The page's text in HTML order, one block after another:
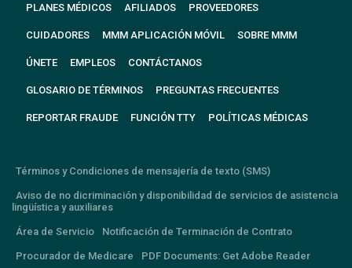
PLANES MÉDICOS AFILIADOS PROVEEDORES
CUIDADORES MMM APLICACIÓN MÓVIL SOBRE MMM
ÚNETE EMPLEOS CONTÁCTANOS
GLOSARIO DE TÉRMINOS PREGUNTAS FRECUENTES
REPORTAR FRAUDE FUNCIÓN TTY POLÍTICAS MÉDICAS
Términos y Condiciones de mensajería de texto (SMS)
Aviso de no dicriminación y disponibilidad de servicios de asistencia
lingüística y auxiliares
Área de Servicio Notificación de Terminación de Contrato
Procurador de Medicare PDF Documents: Get Adobe Reader